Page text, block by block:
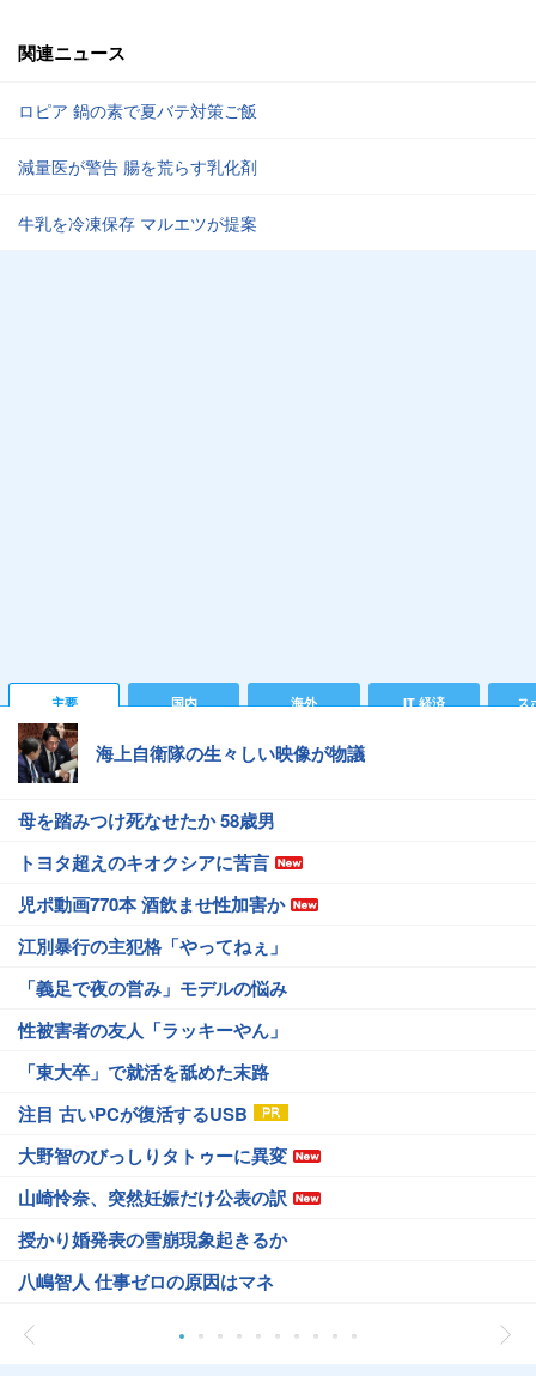
関連ニュース
ロピア 鍋の素で夏バテ対策ご飯
減量医が警告 腸を荒らす乳化剤
牛乳を冷凍保存 マルエツが提案
主要 国内 海外 IT 経済 ス
海上自衛隊の生々しい映像が物議
母を踏みつけ死なせたか 58歳男
トヨタ超えのキオクシアに苦言
児ポ動画770本 酒飲ませ性加害か
江別暴行の主犯格「やってねぇ」
「義足で夜の営み」モデルの悩み
性被害者の友人「ラッキーやん」
「東大卒」で就活を舐めた末路
注目 古いPCが復活するUSB
大野智のびっしりタトゥーに異変
山崎怜奈、突然妊娠だけ公表の訳
授かり婚発表の雪崩現象起きるか
八嶋智人 仕事ゼロの原因はマネ